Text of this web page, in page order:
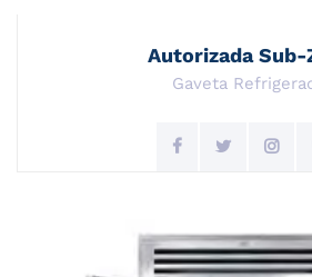
Autorizada Sub-
Gaveta